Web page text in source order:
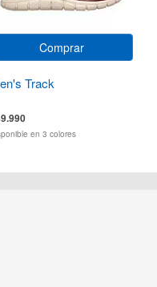
Comprar
Track
en 3 colores